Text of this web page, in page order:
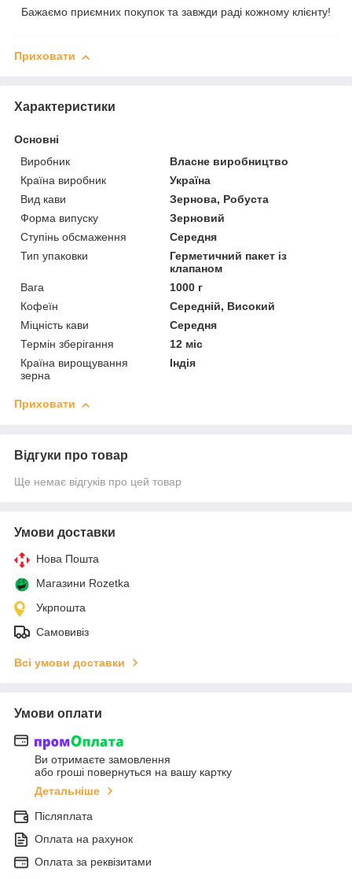
Бажаємо приємних покупок та завжди раді кожному клієнту!
Приховати
Характеристики
Основні
Виробник
Власне виробництво
Країна виробник
Україна
Вид кави
Зернова, Робуста
Форма випуску
Зерновий
Ступінь обсмаження
Середня
Тип упаковки
Герметичний пакет із
клапаном
Вага
1000 г
Кофеїн
Середній, Високий
Міцність кави
Середня
Термін зберігання
12 міс
Країна вирощування
зерна
Індія
Приховати
Відгуки про товар
Ще немає відгуків про цей товар
Умови доставки
Нова Пошта
Магазини Rozetka
Укрпошта
Самовивіз
Всі умови доставки
Умови оплати
Ви отримаєте замовлення
або гроші повернуться на вашу картку
Детальніше
Післяплата
Оплата на рахунок
Оплата за реквізитами